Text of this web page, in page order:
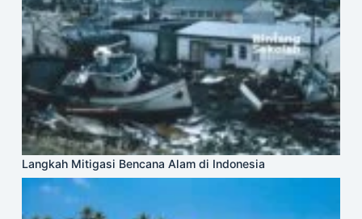
Langkah Mitigasi Bencana Alam di Indonesia